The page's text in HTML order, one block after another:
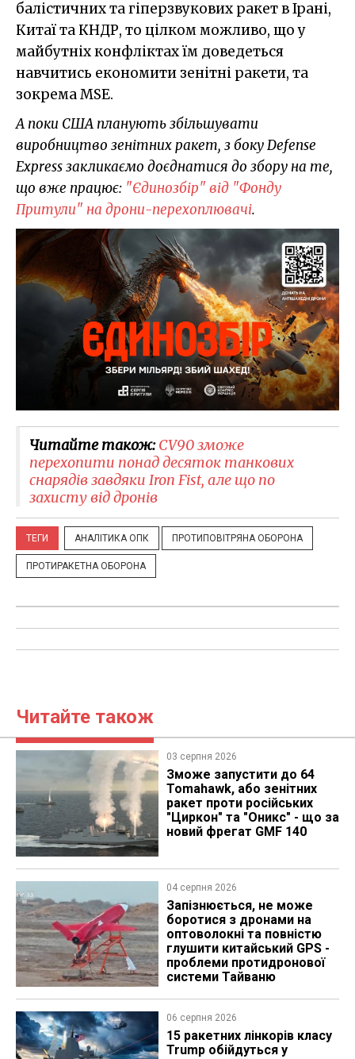
балістичних та гіперзвукових ракет в Ірані,
Китаї та КНДР, то цілком можливо, що у
майбутніх конфліктах їм доведеться
навчитись економити зенітні ракети, та
зокрема MSE.
А поки США планують збільшувати
виробництво зенітних ракет, з боку Defense
Express закликаємо доєднатися до збору на те,
що вже працює: "Єдинозбір" від "Фонду
Притули" на дрони-перехоплювачі.
Читайте також:CV90 зможе
перехопити понад десяток танкових
снарядів завдяки Iron Fist, але що по
захисту від дронів
ТЕГИ АНАЛІТИКА ОПК ПРОТИПОВІТРЯНА ОБОРОНА
ПРОТИРАКЕТНА ОБОРОНА
Читайте також
03 серпня 2026
Зможе запустити до 64
Tomahawk, або зенітних
ракет проти російських
"Циркон" та "Оникс" - що за
новий фрегат GMF 140
04 серпня 2026
Запізнюється, не може
боротися з дронами на
оптоволокні та повністю
глушити китайський GPS -
проблеми протидронової
системи Тайваню
06 серпня 2026
15 ракетних лінкорів класу
Trump обійдуться у